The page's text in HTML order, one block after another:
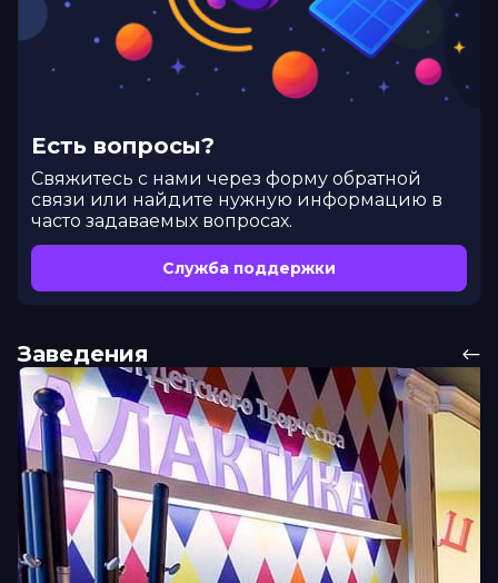
Есть вопросы?
Cвяжитесь с нами через форму обратной
связи или найдите нужную информацию в
часто задаваемых вопросах.
Служба поддержки
Заведения